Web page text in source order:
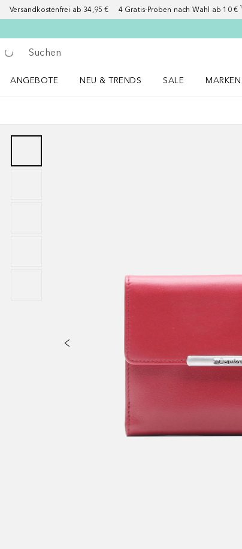
Versandkostenfrei ab 34,95 € 4 Gratis-Proben nach Wahl ab 10 € ¹
Gehe zurück
Suche ausführen
ANGEBOTE
NEU & TRENDS
SALE
MARKEN